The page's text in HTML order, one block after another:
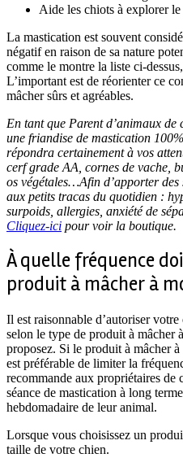
Aide les chiots à explorer
La mastication est souvent
négatif en raison de sa nature
comme le montre la liste ci-
L’important est de réorienter ce
mâcher sûrs et agréables.
En tant que Parent d’animaux de
une friandise de mastication
répondra certainement à vos
cerf grade AA, cornes de vache,
os végétales…Afin d’apporter
aux petits tracas du quotidien :
surpoids, allergies, anxiété de
Cliquez-ici pour voir la boutique.
À quelle fréquence
produit à mâcher à
Il est raisonnable d’autoriser
selon le type de produit à mâcher
proposez. Si le produit à mâcher
est préférable de limiter la
recommande aux propriétaires de
séance de mastication à long
hebdomadaire de leur animal.
Lorsque vous choisissez un
taille de votre chien.